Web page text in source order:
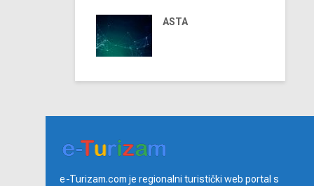
ASTA
e-Turizam.com je regionalni turistički web portal s